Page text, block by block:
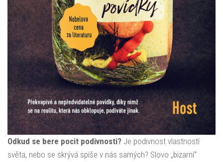
Odkud se bere pocit podivnosti? Je podivnost vlastností
světa, nebo se skrývá spíše v nás samých? Slovo „bizarní“